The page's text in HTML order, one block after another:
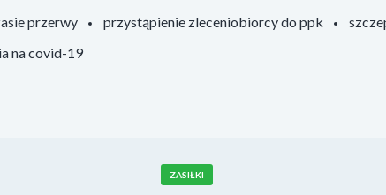
przerwy przystąpienie zleceniobiorcy do ppk
na covid-19
ZASIŁKI